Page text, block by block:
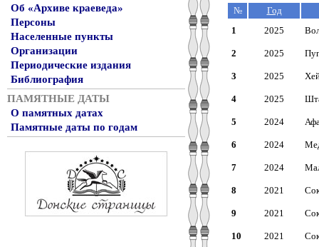
Об «Архиве краеведа»
Персоны
Населенные пункты
Организации
Периодические издания
Библиография
ПАМЯТНЫЕ ДАТЫ
О памятных датах
Памятные даты по годам
№
Год
1
2025
2 2025
3 2025
4 2025
5 2024
6 2024
7 2024
8 2021
9 2021
10 2021